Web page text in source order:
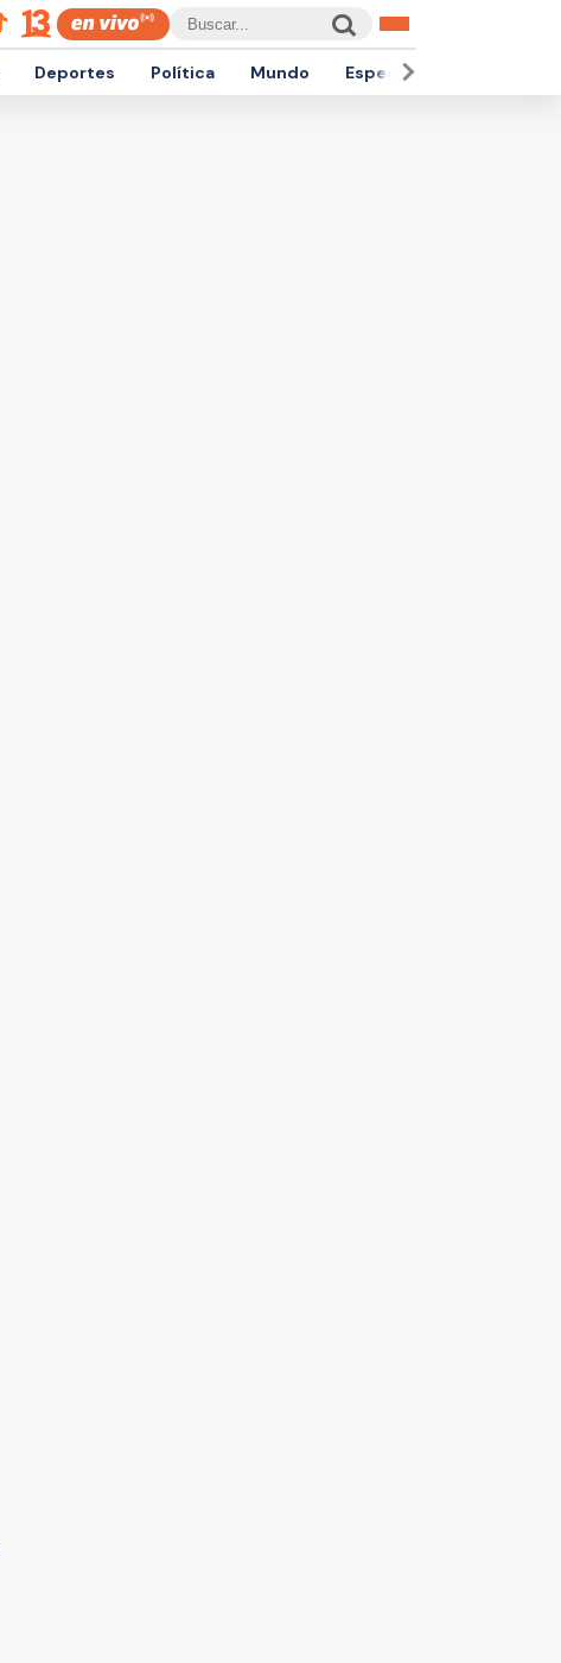
Deportes Política Mundo Espectáculos